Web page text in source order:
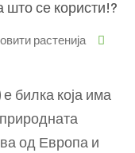
што се користи!?
растенија
билка која има
од Европа и